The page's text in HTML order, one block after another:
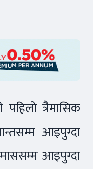
त्रैमासिक
आइपुग्दा
आइपुग्दा